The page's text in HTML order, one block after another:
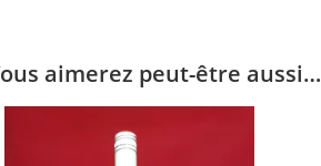
aimerez peut-être aussi…